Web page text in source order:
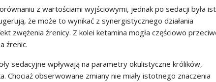
z wartościami wyjściowymi, jednak po sedacji była
że może to wynikać z synergistycznego działania
zwężenia źrenicy. Z kolei ketamina mogła częściowo
źrenic.
sedacyjne wpływają na parametry okulistyczne królików,
Chociaż obserwowane zmiany nie miały istotnego znaczenia